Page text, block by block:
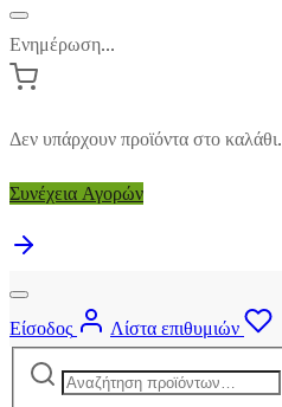
Ενημέρωση...
Δεν υπάρχουν προϊόντα στο καλάθι.
Συνέχεια Αγορών
Είσοδος
Λίστα επιθυμιών
Αναζήτηση